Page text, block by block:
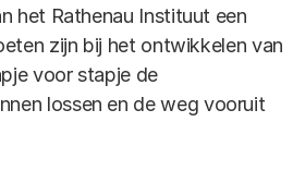
het Rathenau Instituut een
zijn bij het ontwikkelen van
voor stapje de
lossen en de weg vooruit